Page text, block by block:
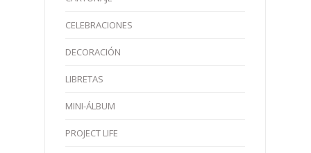
CELEBRACIONES
DECORACIÓN
LIBRETAS
MINI-ÁLBUM
PROJECT LIFE